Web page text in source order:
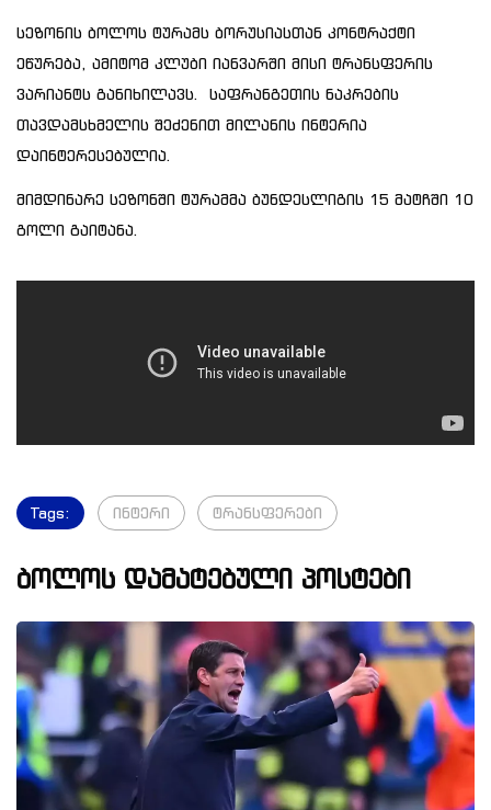
სეზონის ბოლოს ტურამს ბორუსიასთან კონტრაქტი
ეწურება, ამიტომ კლუბი იანვარში მისი ტრანსფერის
ვარიანტს განიხილავს. საფრანგეთის ნაკრების
თავდამსხმელის შეძენით მილანის ინტერია
დაინტერესებულია.
მიმდინარე სეზონში ტურამმა ბუნდესლიგის 15 მატჩში 10
გოლი გაიტანა.
Tags: ინტერი ტრანსფერები
ბოლოს დამატებული პოსტები